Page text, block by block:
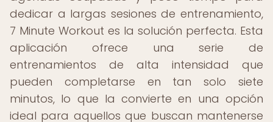
dedicar a largas sesiones de entrenamiento,
7 Minute Workout es la solución perfecta. Esta
aplicación ofrece una serie de
entrenamientos de alta intensidad que
pueden completarse en tan solo siete
minutos, lo que la convierte en una opción
ideal para aquellos que buscan mantenerse